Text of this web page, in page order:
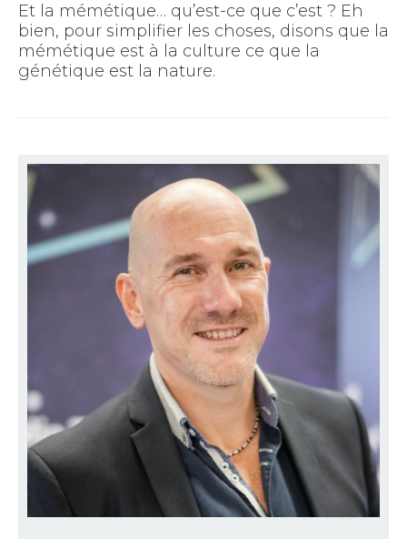
Et la mémétique… qu’est-ce que c’est ? Eh
bien, pour simplifier les choses, disons que la
mémétique est à la culture ce que la
génétique est la nature.